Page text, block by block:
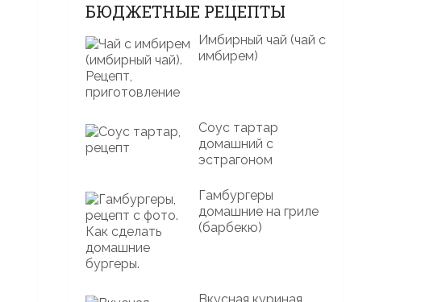
БЮДЖЕТНЫЕ РЕЦЕПТЫ
Имбирный чай (чай с
имбирем)
Соус тартар
домашний с
эстрагоном
Гамбургеры
домашние на гриле
(барбекю)